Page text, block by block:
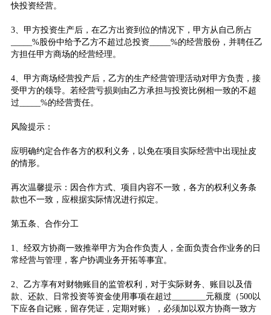
快投资经营。
3、甲方投资生产后，在乙方出资到位的情况下，甲方从自己所占
_____%股份中给予乙方不超过总投资_____%的经营股份，并聘任乙
方担任甲方商场的经营经理。
4、甲方商场经营投产后，乙方的生产经营管理活动对甲方负责，接
受甲方的领导。若经营亏损则由乙方承担与投资比例相一致的不超
过_____%的经营责任。
风险提示：
应明确约定合作各方的权利义务，以免在项目实际经营中出现扯皮
的情形。
再次温馨提示：因合作方式、项目内容不一致，各方的权利义务条
款也不一致，应根据实际情况进行拟定。
第五条、合作分工
1、经双方协商一致推举甲方为合作负责人，全面负责合作业务的日
常经营与管理，客户协调业务开拓等事宜。
2、乙方享有对财物账目的监管权利，对于实际财务、账目以及借
款、还款、日常投资等资金使用事项在超过________元额度（500以
下应各自记账，留存凭证，定期对账），必须加以双方协商一致方